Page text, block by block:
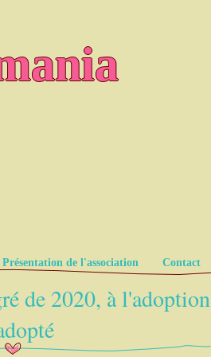
Présentation de l'association Contact
de 2020, à l'adoption